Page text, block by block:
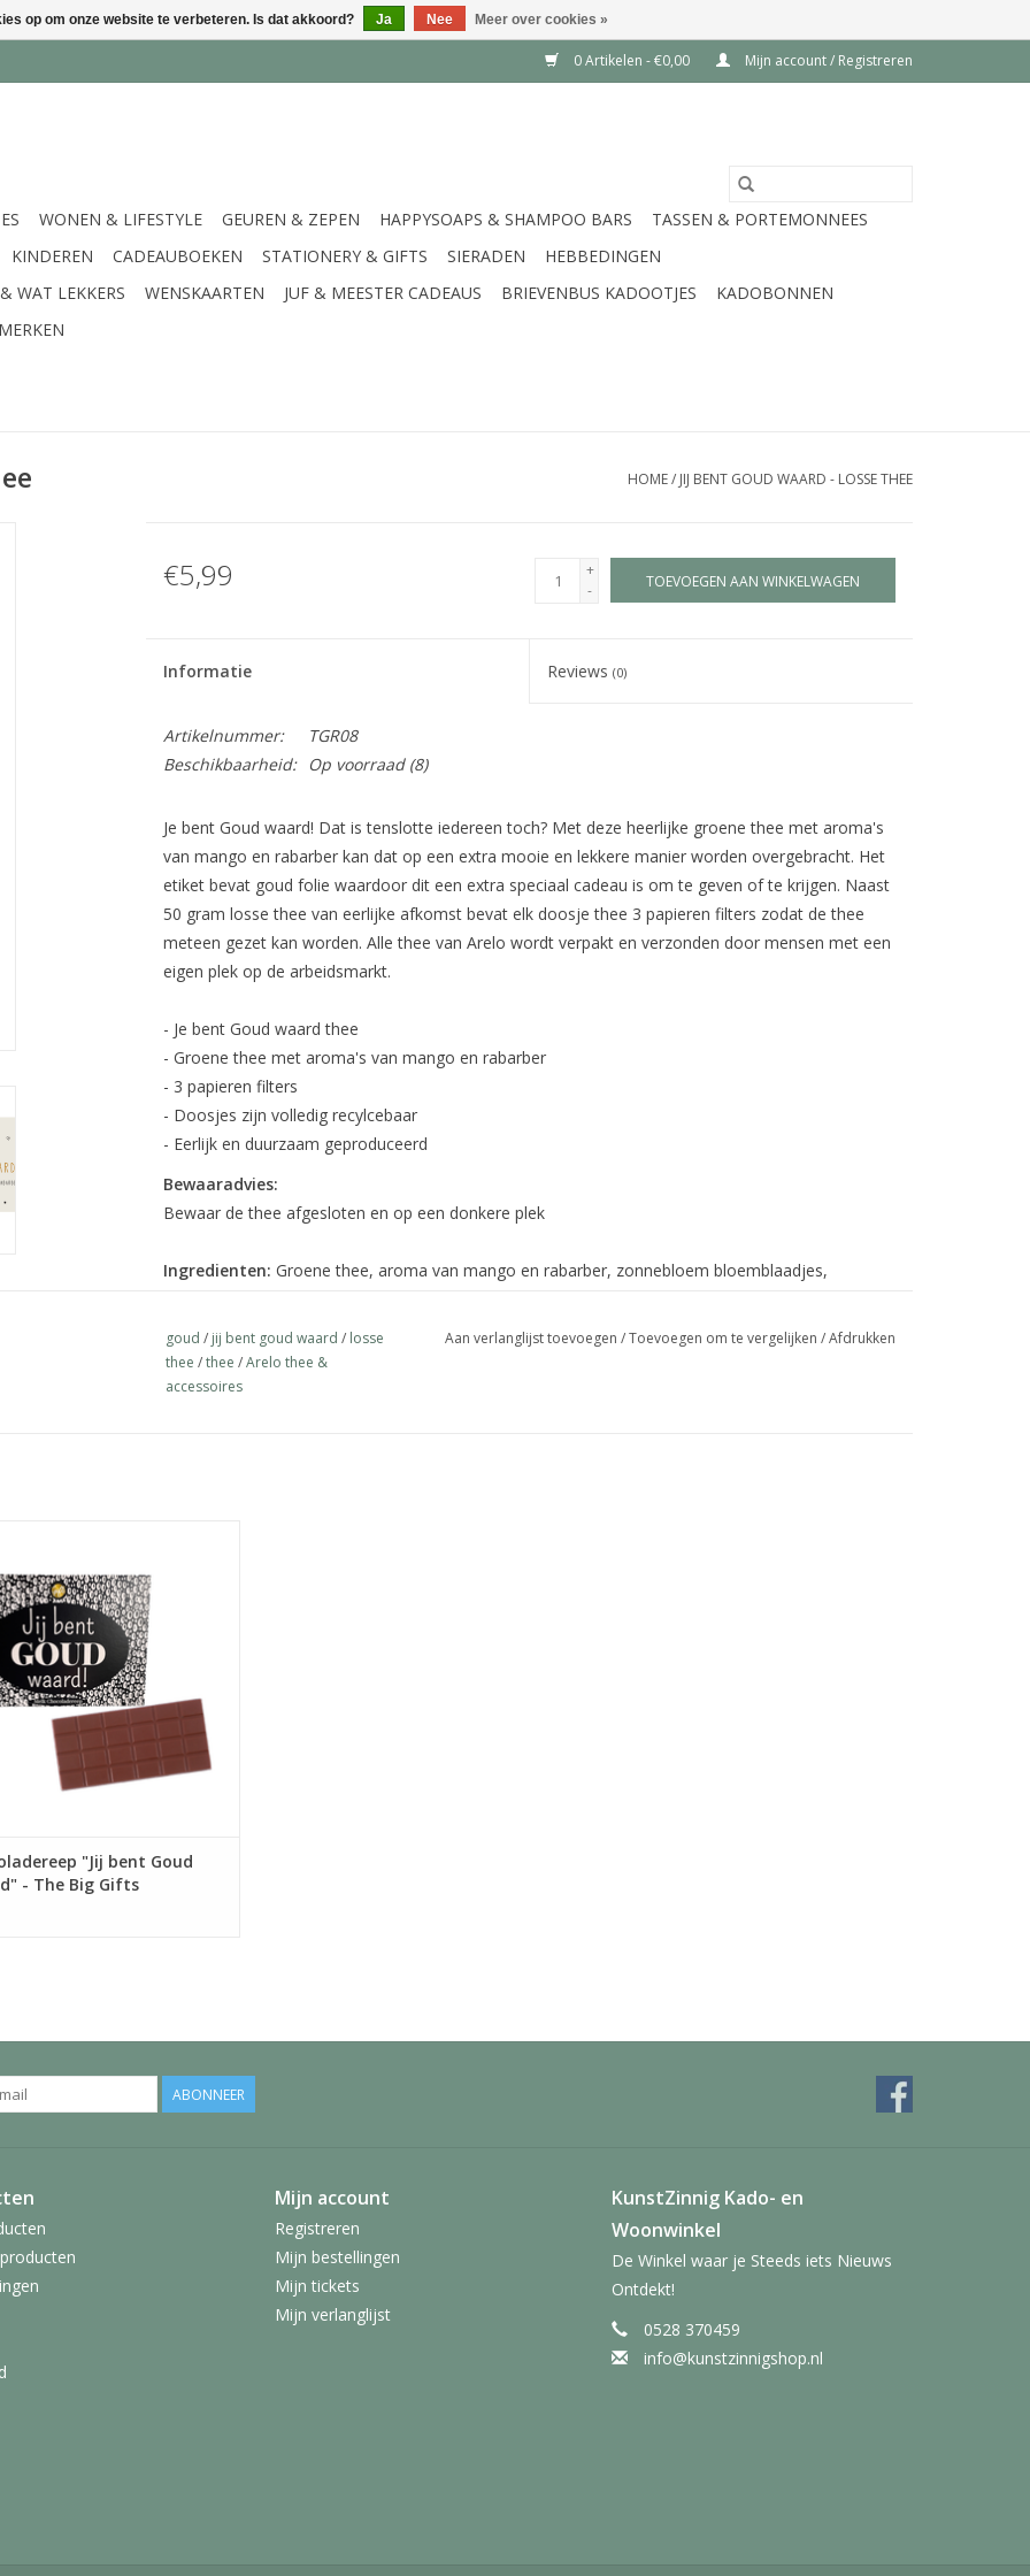
0 Artikelen - €0,00 Mijn account / Registreren
WONEN & LIFESTYLE GEUREN & ZEPEN HAPPYSOAPS & SHAMPOO BARS
TASSEN & PORTEMONNEES
KINDEREN
CADEAUBOEKEN STATIONERY & GIFTS SIERADEN
HEBBEDINGEN
WAT LEKKERS
WENSKAARTEN JUF & MEESTER CADEAUS BRIEVENBUS KADOOTJES
KADOBONNEN
HOME/ JIJ BENT GOUD WAARD - LOSSE THEE
€5,99
+
-
TOEVOEGEN AAN WINKELWAGEN
Informatie Reviews(0)
Artikelnummer:
TGR08
Beschikbaarheid:
Op voorraad(8)
Je bent Goud waard! Dat is tenslotte iedereen toch? Met deze heerlijke groene thee met aroma's
van mango en rabarber kan dat op een extra mooie en lekkere manier worden overgebracht. Het
etiket bevat goud folie waardoor dit een extra speciaal cadeau is om te geven of te krijgen. Naast
50 gram losse thee van eerlijke afkomst bevat elk doosje thee 3 papieren filters zodat de thee
meteen gezet kan worden. Alle thee van Arelo wordt verpakt en verzonden door mensen met een
eigen plek op de arbeidsmarkt.
- Je bent Goud waard thee
- Groene thee met aroma's van mango en rabarber
- 3 papieren filters
- Doosjes zijn volledig recylcebaar
- Eerlijk en duurzaam geproduceerd
Bewaaradvies:
Bewaar de thee afgesloten en op een donkere plek
Ingredienten: Groene thee, aroma van mango en rabarber, zonnebloem bloemblaadjes,
goud / jij bent goud waard / losse
thee /thee /Arelo thee &
accessoires
Aan verlanglijst toevoegen /Toevoegen om te vergelijken /Afdrukken
Chocoladereep – Goud Waard.
traktatie weegt maar liefst
gram en bestaat uit 100%
Callebaut melkchocolade.
AAN WINKELWAGEN
"Jij bent Goud
- The Big Gifts
ABONNEER
Mijn account
Registreren
Mijn bestellingen
Mijn tickets
Mijn verlanglijst
KunstZinnig Kado- en
Woonwinkel
De Winkel waar je Steeds iets Nieuws
Ontdekt!
0528 370459
info@kunstzinnigshop.nl
op om onze website te verbeteren. Is dat akkoord? Ja Nee Meer over cookies »